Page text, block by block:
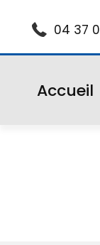
04 37
Accueil